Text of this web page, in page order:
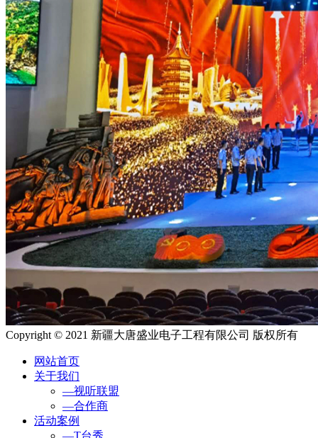
Copyright © 2021 新疆大唐盛业电子工程有限公司 版权所有
网站首页
关于我们
—视听联盟
—合作商
活动案例